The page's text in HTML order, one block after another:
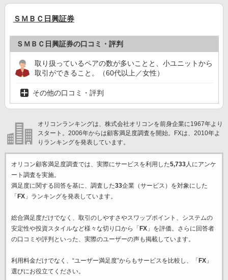
ＳＭＢＣ日興証券
ＳＭＢＣ日興証券の口コミ・評判
取り扱っているペアの数が多いことと、小ユニットから
取引ができること。（60代以上／女性）
その他の口コミ・評判
オリコンランキングは、株式会社オリコンを前身企業に1967年より
スタート。2006年からは顧客満足度調査を開始。FXは、2010年よ
りランキングを発表しています。
オリコン顧客満足度調査では、実際にサービスを利用した5,733人にアンケ
ート調査を実施。
満足度に関する回答を基に、調査した33企業（サービス）を対象にした
「FX」ランキングを発表しています。
総合満足度だけでなく、取引のしやすさやスワップポイント、システムの
安定性や投資スタイルなど様々な切り口から「FX」を評価。さらに回答者
の口コミや評判といった、実際のユーザーの声も掲載しています。
利用料金だけでなく、“ユーザー満足度”からもサービスを比較し、「FX」
選びにお役立てください。